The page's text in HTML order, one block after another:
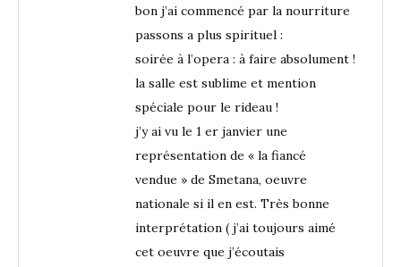
bon j’ai commencé par la nourriture
passons a plus spirituel :
soirée à l’opera : à faire absolument !
la salle est sublime et mention
spéciale pour le rideau !
j’y ai vu le 1 er janvier une
représentation de « la fiancé
vendue » de Smetana, oeuvre
nationale si il en est. Très bonne
interprétation ( j’ai toujours aimé
cet oeuvre que j’écoutais